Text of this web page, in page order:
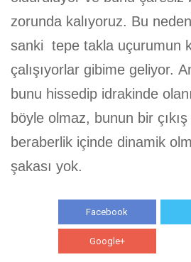
zorunda kalıyoruz. Bu
sanki tepe takla uçurumun
çalışıyorlar gibime geliyor.
bunu hissedip idrakinde
böyle olmaz, bunun bir
beraberlik içinde dinamik
şakası yok.
Facebook
Google+